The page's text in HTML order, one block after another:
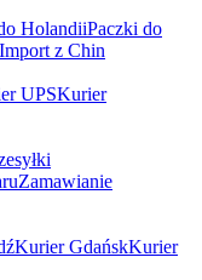
HolandiiPaczki do
Import z Chin
UPSKurier
Zamawianie
Kurier GdańskKurier